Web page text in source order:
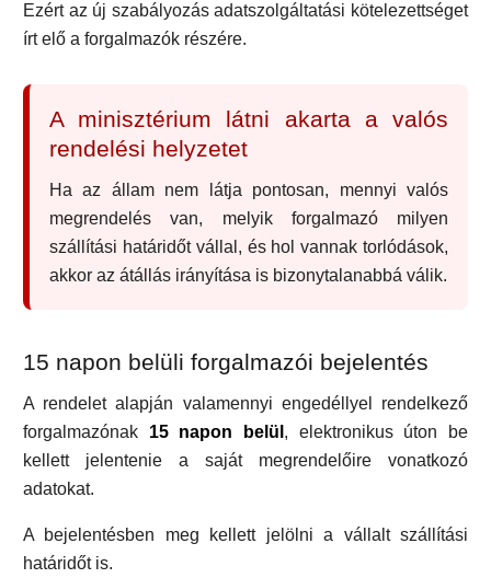
Ezért az új szabályozás adatszolgáltatási kötelezettséget
írt elő a forgalmazók részére.
A minisztérium látni akarta a valós
rendelési helyzetet
Ha az állam nem látja pontosan, mennyi valós
megrendelés van, melyik forgalmazó milyen
szállítási határidőt vállal, és hol vannak torlódások,
akkor az átállás irányítása is bizonytalanabbá válik.
15 napon belüli forgalmazói bejelentés
A rendelet alapján valamennyi engedéllyel rendelkező
forgalmazónak 15 napon belül , elektronikus úton be
kellett jelentenie a saját megrendelőire vonatkozó
adatokat.
A bejelentésben meg kellett jelölni a vállalt szállítási
határidőt is.